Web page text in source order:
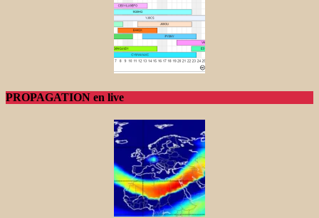
PROPAGATION en live